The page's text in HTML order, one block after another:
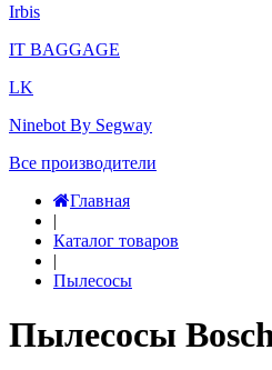
Irbis
IT BAGGAGE
LK
Ninebot By Segway
Все производители
Главная
|
Каталог товаров
|
Пылесосы
Пылесосы